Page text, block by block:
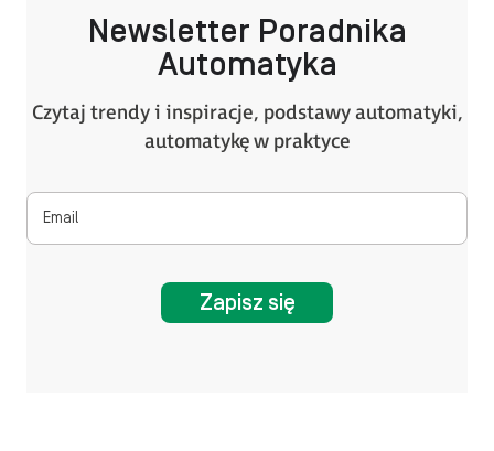
Newsletter Poradnika
Automatyka
Czytaj trendy i inspiracje, podstawy automatyki,
automatykę w praktyce
Zapisz się